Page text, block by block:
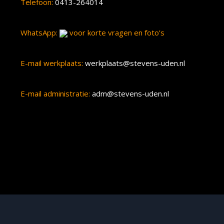
WhatsApp: voor korte vragen en foto’s
E-mail werkplaats: werkplaats@stevens-uden.nl
E-mail administratie: adm@stevens-uden.nl